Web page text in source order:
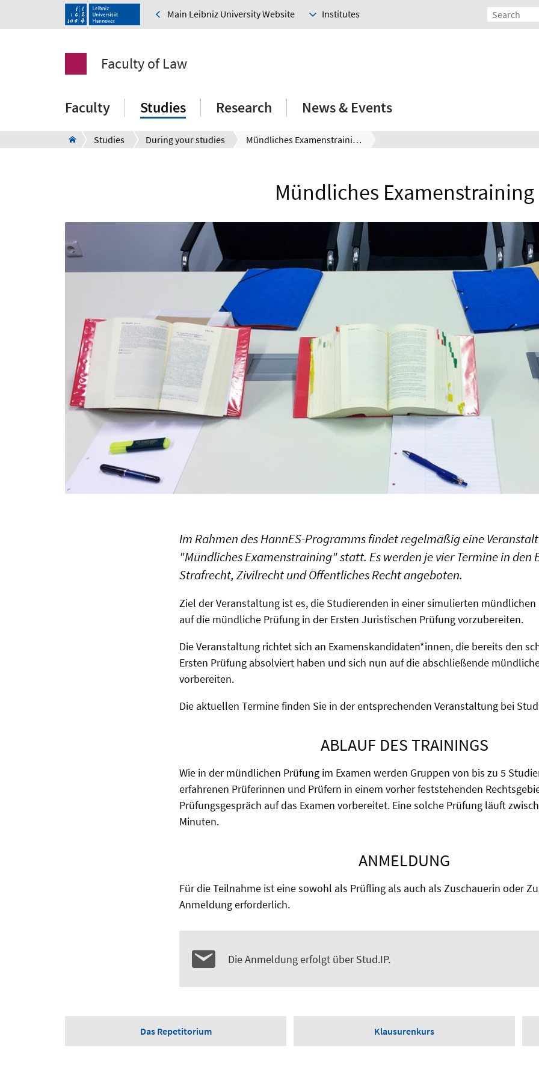
Main Leibniz University Website Institutes
Faculty of Law
Faculty Studies Research News & Events
Studies During your studies Mündliches Examenstraining
Mündliches Examenstraining
Im Rahmen des HannES-Programms findet regelmäßig eine
"Mündliches Examenstraining" statt. Es werden je vier Termine in den
Strafrecht, Zivilrecht und Öffentliches Recht angeboten.
Ziel der Veranstaltung ist es, die Studierenden in einer simulierten mündlichen
auf die mündliche Prüfung in der Ersten Juristischen Prüfung vorzubereiten.
Die Veranstaltung richtet sich an Examenskandidaten*innen, die bereits den
Ersten Prüfung absolviert haben und sich nun auf die abschließende
vorbereiten.
Die aktuellen Termine finden Sie in der entsprechenden Veranstaltung bei
ABLAUF DES TRAININGS
Wie in der mündlichen Prüfung im Examen werden Gruppen von bis zu 5
erfahrenen Prüferinnen und Prüfern in einem vorher feststehenden
Prüfungsgespräch auf das Examen vorbereitet. Eine solche Prüfung läuft
Minuten.
ANMELDUNG
Für die Teilnahme ist eine sowohl als Prüfling als auch als Zuschauerin oder
Anmeldung erforderlich.
Die Anmeldung erfolgt über Stud.IP.
Das Repetitorium Klausurenkurs